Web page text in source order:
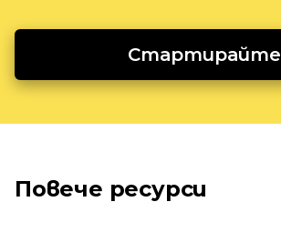
Стартирайте
Повече ресурси